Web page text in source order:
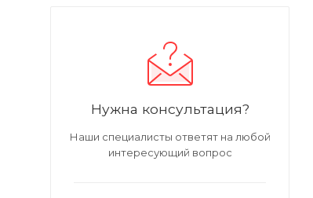
Нужна консультация?
Наши специалисты ответят на любой
интересующий вопрос